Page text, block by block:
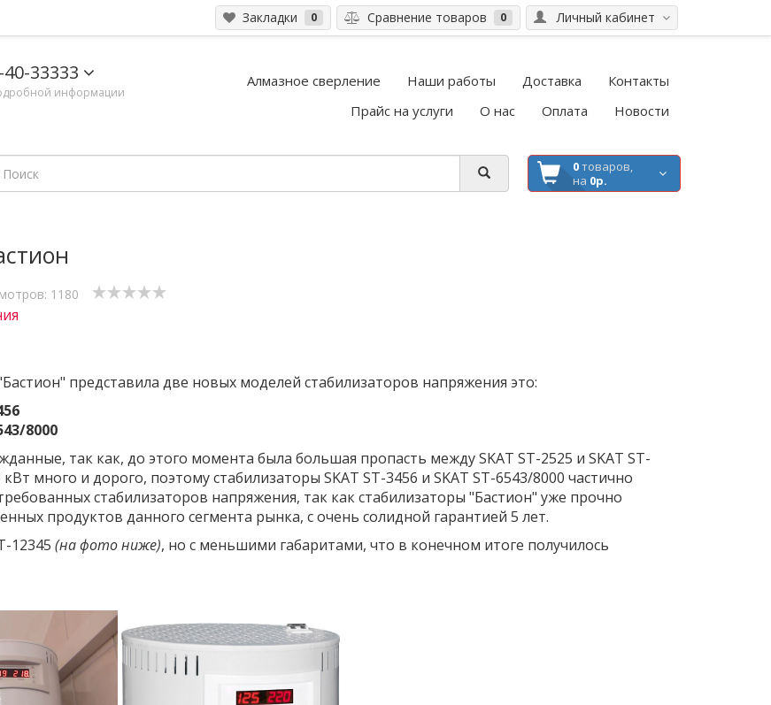
Личный кабинет
Закладки 0 Сравнение товаров 0
33333
информации
Алмазное сверление Наши работы Доставка
Контакты
Прайс на услуги
О нас Оплата Новости
0товаров,
на 0р.
1180
представила две новых моделей стабилизаторов напряжения это:
8000
так как, до этого момента была большая пропасть между SKAT ST-2525 и SKAT ST-
много и дорого, поэтому стабилизаторы SKAT ST-3456 и SKAT ST-6543/8000 частично
стабилизаторов напряжения, так как стабилизаторы "Бастион" уже прочно
продуктов данного сегмента рынка, с очень солидной гарантией 5 лет.
12345 (на фото ниже), но с меньшими габаритами, что в конечном итоге получилось